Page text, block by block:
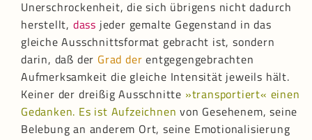
Unerschrockenheit, die sich übrigens nicht dadurch
herstellt, dass jeder gemalte Gegenstand in das
gleiche Ausschnittsformat gebracht ist, sondern
darin, daß der Grad der entgegengebrachten
Aufmerksamkeit die gleiche Intensität jeweils hält.
Keiner der dreißig Ausschnitte »transportiert« einen
Gedanken. Es ist Aufzeichnen von Gesehenem, seine
Belebung an anderem Ort, seine Emotionalisierung